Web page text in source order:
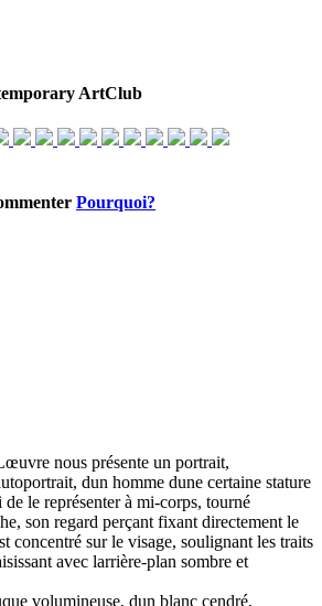
ArtClub
Pourquoi?
nous présente un portrait,
dun homme dune certaine stature
le représenter à mi-corps, tourné
son regard perçant fixant directement le
concentré sur le visage, soulignant les traits
avec larrière-plan sombre et
volumineuse, dun blanc cendré,